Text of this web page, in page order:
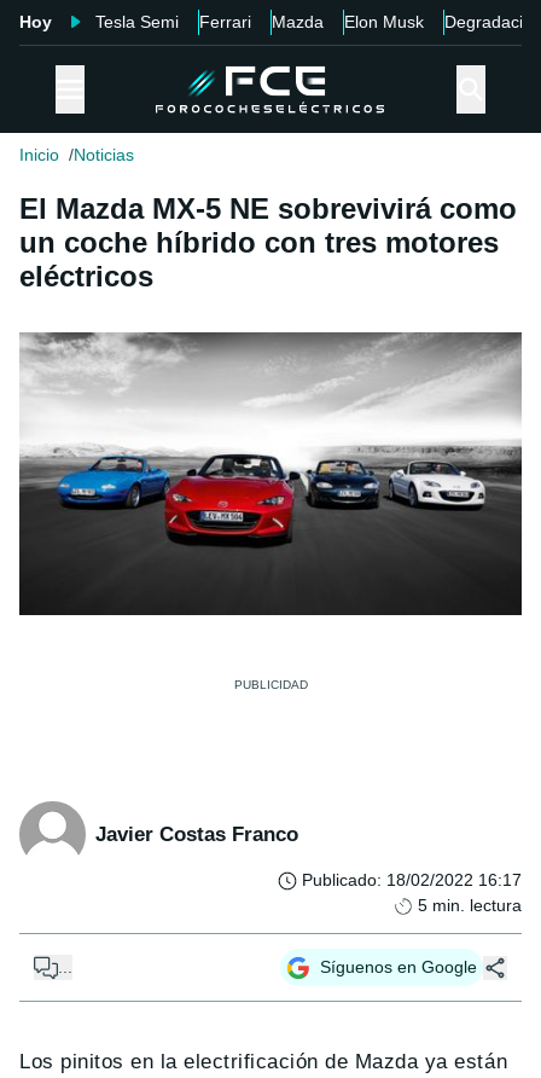
Hoy Tesla Semi Ferrari Mazda Elon Musk Degradación
Inicio Noticias
El Mazda MX-5 NE sobrevivirá como
un coche híbrido con tres motores
eléctricos
Javier Costas Franco
Publicado: 18/02/2022 16:17
5 min. lectura
... Síguenos en Google
Los pinitos en la electrificación de Mazda ya están